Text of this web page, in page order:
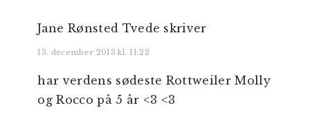
Jane Rønsted Tvede skriver
13. december 2013 kl. 11:22
har verdens sødeste Rottweiler Molly
og Rocco på 5 år <3 <3